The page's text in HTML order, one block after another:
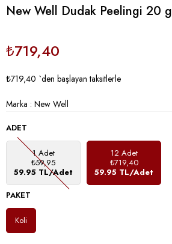
New Well Dudak Peelingi 20 g
₺719,40
₺719,40 `den başlayan taksitlerle
Marka : New Well
ADET
1 Adet
₺59,95
59.95 TL/Adet
12 Adet
₺719,40
59.95 TL/Adet
PAKET
Koli